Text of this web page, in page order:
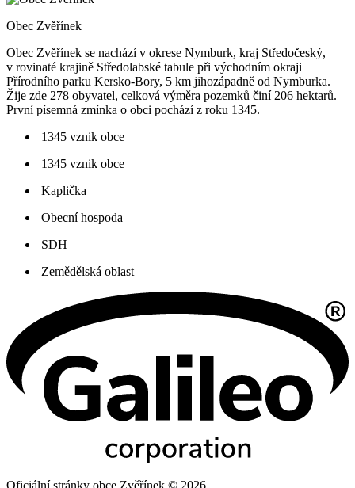
Obec Zvěřínek
Obec Zvěřínek se nachází v okrese Nymburk, kraj Středočeský,
v rovinaté krajině Středolabské tabule při východním okraji
Přírodního parku Kersko-Bory, 5 km jihozápadně od Nymburka.
Žije zde 278 obyvatel, celková výměra pozemků činí 206 hektarů.
První písemná zmínka o obci pochází z roku 1345.
1345 vznik obce
1345 vznik obce
Kaplička
Obecní hospoda
SDH
Zemědělská oblast
Oficiální stránky obce Zvěřínek © 2026